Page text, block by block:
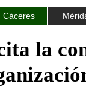
Cáceres
la